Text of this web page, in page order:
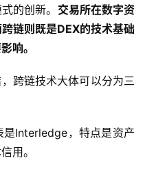
的创新。 交易所在数字资
链则既是DEX的技术基础
响。
跨链技术大体可以分为三
是Interledge，特点是资产
用。